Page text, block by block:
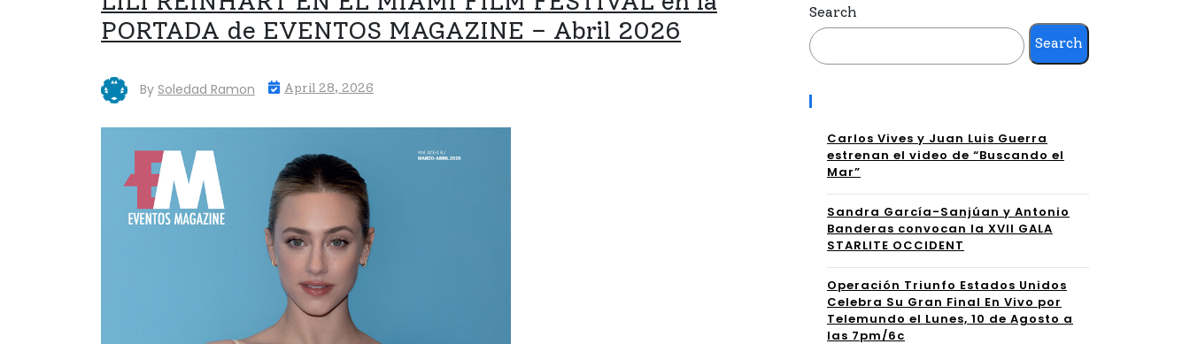
PORTADA de EVENTOS MAGAZINE – Abril 2026
By Soledad Ramon April 28, 2026
Search
Search
Carlos Vives y Juan Luis Guerra
estrenan el video de “Buscando el
Mar”
Sandra García-Sanjúan y Antonio
Banderas convocan la XVII GALA
STARLITE OCCIDENT
Operación Triunfo Estados Unidos
Celebra Su Gran Final En Vivo por
Telemundo el Lunes, 10 de Agosto a
las 7pm/6c